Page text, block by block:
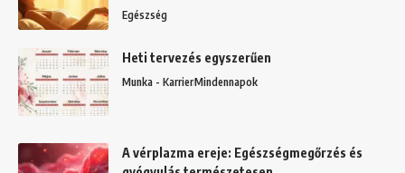
Egészség
Heti tervezés egyszerűen
Munka - KarrierMindennapok
A vérplazma ereje: Egészségmegőrzés és